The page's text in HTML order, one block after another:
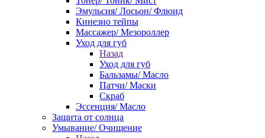
Эмульсия/ Лосьон/ Флюид
Кинезио тейпы
Массажер/ Мезороллер
Уход для губ
Назад
Уход для губ
Бальзамы/ Масло
Патчи/ Маски
Скраб
Эссенция/ Масло
Защита от солнца
Умывание/ Очищение